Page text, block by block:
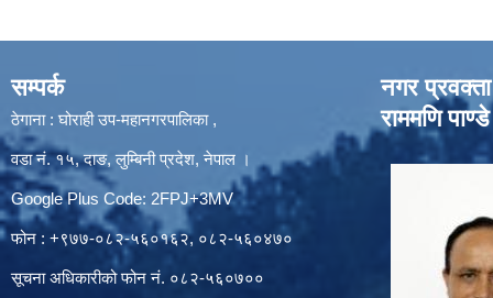
सम्पर्क
ठेगाना : घोराही उप-महानगरपालिका ,
वडा नं. १५, दाङ, लुम्बिनी प्रदेश, नेपाल ।
Google Plus Code: 2FPJ+3MV
फोन : +९७७-०८२-५६०१६२, ०८२-५६०४७०
सूचना अधिकारीको फोन नं. ०८२-५६०७००
नगर प्रवक्ता
राममणि पाण्डे